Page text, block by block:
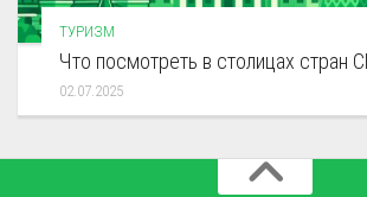
ТУРИЗМ
Что посмотреть в столицах стран
02.07.2025